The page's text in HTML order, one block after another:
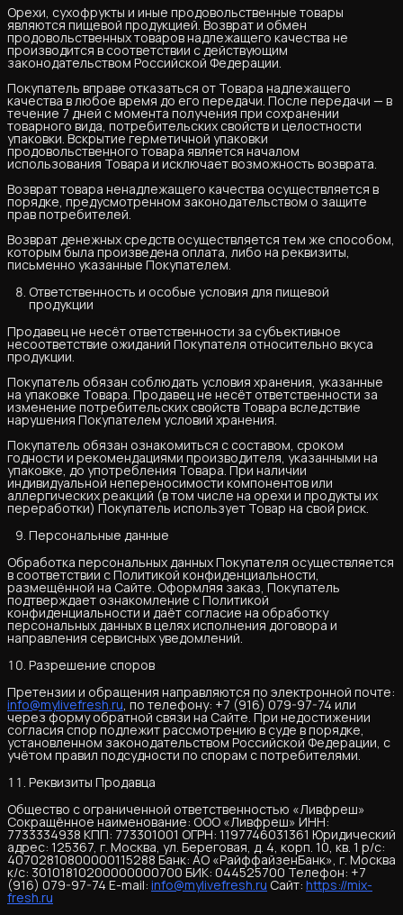
Орехи, сухофрукты и иные продовольственные товары
являются пищевой продукцией. Возврат и обмен
продовольственных товаров надлежащего качества не
производится в соответствии с действующим
законодательством Российской Федерации.
Покупатель вправе отказаться от Товара надлежащего
качества в любое время до его передачи. После передачи — в
течение 7 дней с момента получения при сохранении
товарного вида, потребительских свойств и целостности
упаковки. Вскрытие герметичной упаковки
продовольственного товара является началом
использования Товара и исключает возможность возврата.
Возврат товара ненадлежащего качества осуществляется в
порядке, предусмотренном законодательством о защите
прав потребителей.
Возврат денежных средств осуществляется тем же способом,
которым была произведена оплата, либо на реквизиты,
письменно указанные Покупателем.
Ответственность и особые условия для пищевой
продукции
Продавец не несёт ответственности за субъективное
несоответствие ожиданий Покупателя относительно вкуса
продукции.
Покупатель обязан соблюдать условия хранения, указанные
на упаковке Товара. Продавец не несёт ответственности за
изменение потребительских свойств Товара вследствие
нарушения Покупателем условий хранения.
Покупатель обязан ознакомиться с составом, сроком
годности и рекомендациями производителя, указанными на
упаковке, до употребления Товара. При наличии
индивидуальной непереносимости компонентов или
аллергических реакций (в том числе на орехи и продукты их
переработки) Покупатель использует Товар на свой риск.
Персональные данные
Обработка персональных данных Покупателя осуществляется
в соответствии с Политикой конфиденциальности,
размещённой на Сайте. Оформляя заказ, Покупатель
подтверждает ознакомление с Политикой
конфиденциальности и даёт согласие на обработку
персональных данных в целях исполнения договора и
направления сервисных уведомлений.
Разрешение споров
Претензии и обращения направляются по электронной почте:
info@mylivefresh.ru, по телефону: +7 (916) 079-97-74 или
через форму обратной связи на Сайте. При недостижении
согласия спор подлежит рассмотрению в суде в порядке,
установленном законодательством Российской Федерации, с
учётом правил подсудности по спорам с потребителями.
Реквизиты Продавца
Общество с ограниченной ответственностью «Ливфреш»
Сокращённое наименование: ООО «Ливфреш» ИНН:
7733334938 КПП: 773301001 ОГРН: 1197746031361 Юридический
адрес: 125367, г. Москва, ул. Береговая, д. 4, корп. 10, кв. 1 р/с:
40702810800000115288 Банк: АО «РайффайзенБанк», г. Москва
к/с: 30101810200000000700 БИК: 044525700 Телефон: +7
(916) 079-97-74 E-mail: info@mylivefresh.ru Сайт: https://mix-
fresh.ru